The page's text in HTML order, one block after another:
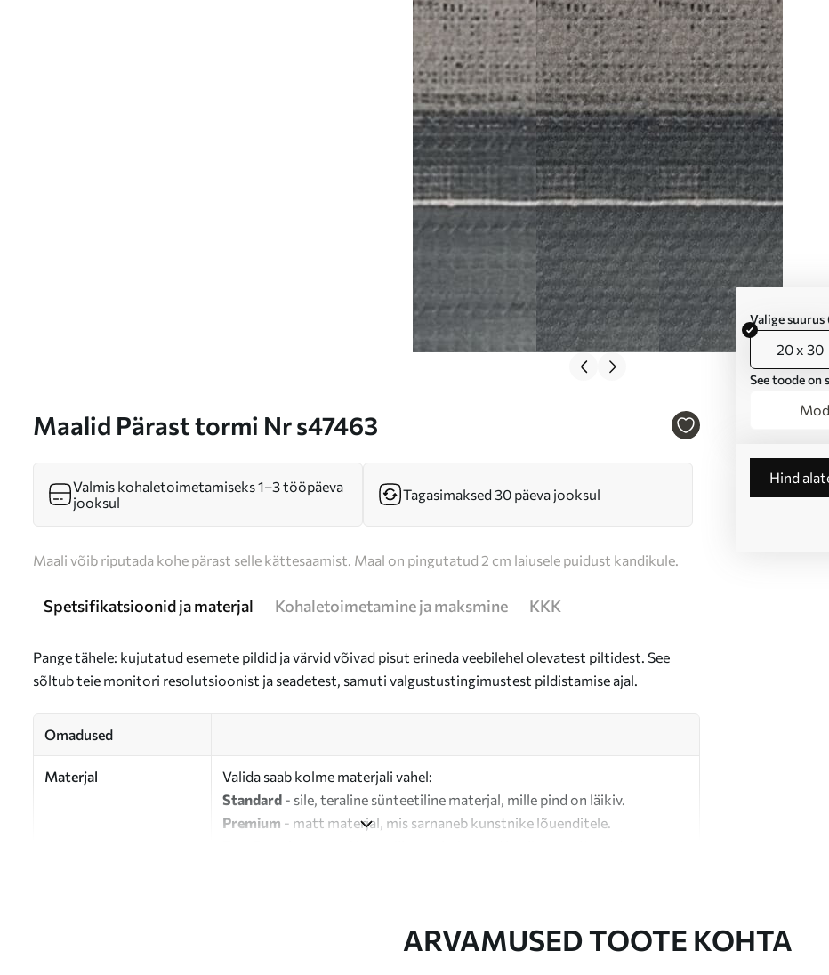
Maalid Pärast tormi Nr s47463
Valige
20 x 30
See toode on
Hind
Valmis kohaletoimetamiseks 1–3 tööpäeva
jooksul
Tagasimaksed 30 päeva jooksul
Maali võib riputada kohe pärast selle kättesaamist. Maal on pingutatud 2 cm laiusele puidust kandikule.
Spetsifikatsioonid ja materjal Kohaletoimetamine ja maksmine KKK
Pange tähele: kujutatud esemete pildid ja värvid võivad pisut erineda veebilehel olevatest piltidest. See
sõltub teie monitori resolutsioonist ja seadetest, samuti valgustustingimustest pildistamise ajal.
Omadused
Materjal
Valida saab kolme materjali vahel:
Standard - sile, teraline sünteetiline materjal, mille pind on läikiv.
Premium - matt materjal, mis sarnaneb kunstnike lõuenditele.
ARVAMUSED TOOTE KOHTA